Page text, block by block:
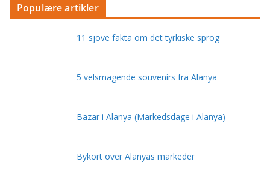
Populære artikler
11 sjove fakta om det tyrkiske sprog
5 velsmagende souvenirs fra Alanya
Bazar i Alanya (Markedsdage i Alanya)
Bykort over Alanyas markeder